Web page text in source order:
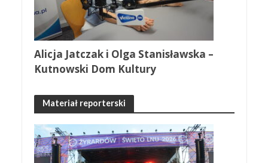
Alicja Jatczak i Olga Stanisławska –
Kutnowski Dom Kultury
Materiał reporterski